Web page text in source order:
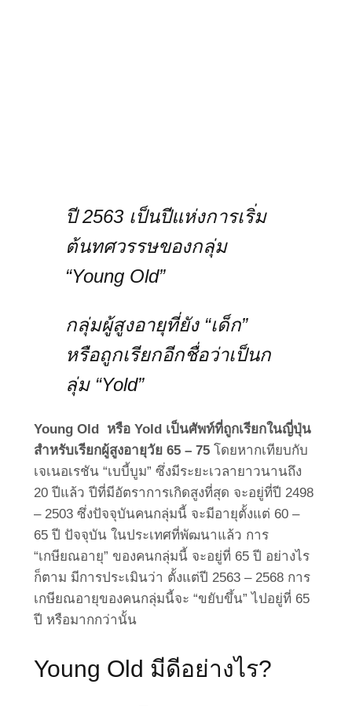
ปี 2563 เป็นปีแห่งการเริ่ม
ต้นทศวรรษของกลุ่ม
“Young Old”
กลุ่มผู้สูงอายุที่ยัง “เด็ก”
หรือถูกเรียกอีกชื่อว่าเป็นก
ลุ่ม “Yold”
Young Old หรือ Yold เป็นศัพท์ที่ถูกเรียกในญี่ปุ่น
สำหรับเรียกผู้สูงอายุวัย 65 – 75 โดยหากเทียบกับ
เจเนอเรชัน “เบบี้บูม” ซึ่งมีระยะเวลายาวนานถึง
20 ปีแล้ว ปีที่มีอัตราการเกิดสูงที่สุด จะอยู่ที่ปี 2498
– 2503 ซึ่งปัจจุบันคนกลุ่มนี้ จะมีอายุตั้งแต่ 60 –
65 ปี ปัจจุบัน ในประเทศที่พัฒนาแล้ว การ
“เกษียณอายุ” ของคนกลุ่มนี้ จะอยู่ที่ 65 ปี อย่างไร
ก็ตาม มีการประเมินว่า ตั้งแต่ปี 2563 – 2568 การ
เกษียณอายุของคนกลุ่มนี้จะ “ขยับขึ้น” ไปอยู่ที่ 65
ปี หรือมากกว่านั้น
Young Old มีดีอย่างไร?